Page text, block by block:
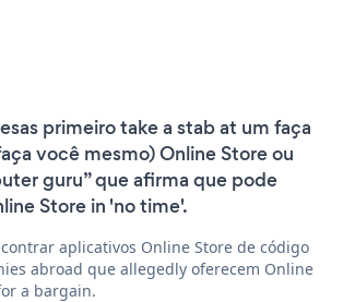
primeiro take a stab at um faça
você mesmo) Online Store ou
guru” que afirma que pode
Store in 'no time'.
aplicativos Online Store de código
abroad que allegedly oferecem Online
a bargain.